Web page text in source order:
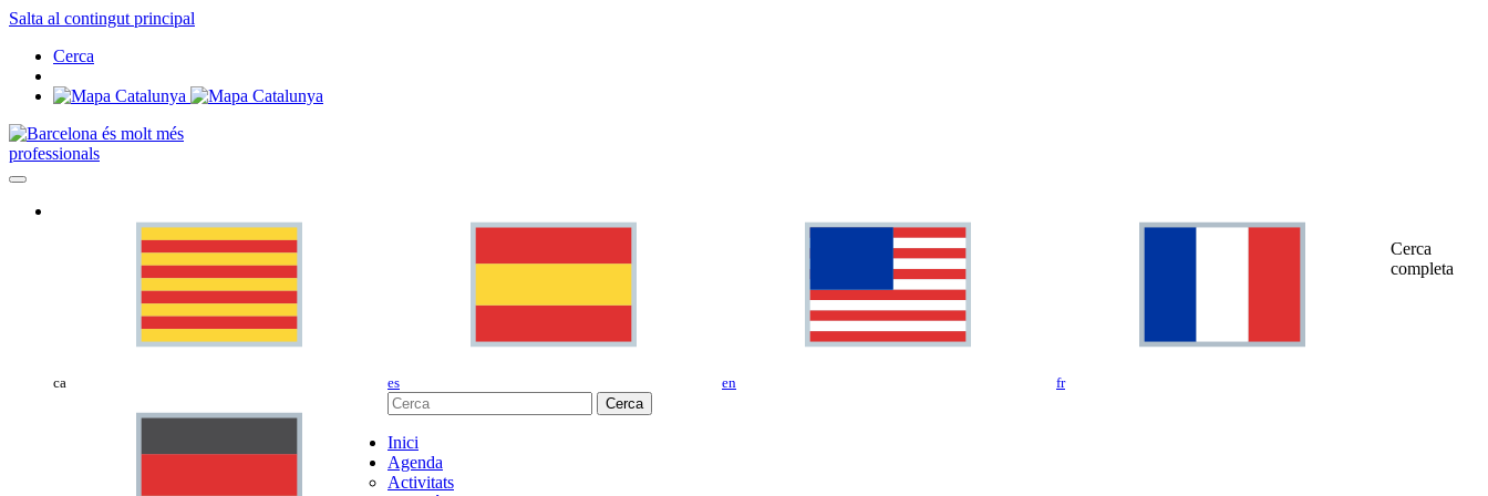
Salta al contingut principal
Cerca
professionals
ca es en fr
Cerca
completa
Cerca
Inici
Agenda
Activitats